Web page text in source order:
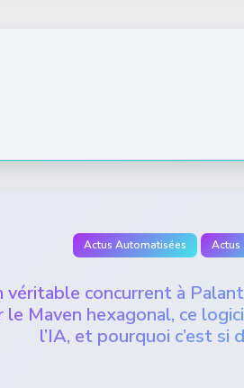
Actus Automatisées Actus
véritable concurrent à
le Maven hexagonal, ce
l’IA, et pourquoi c’est si